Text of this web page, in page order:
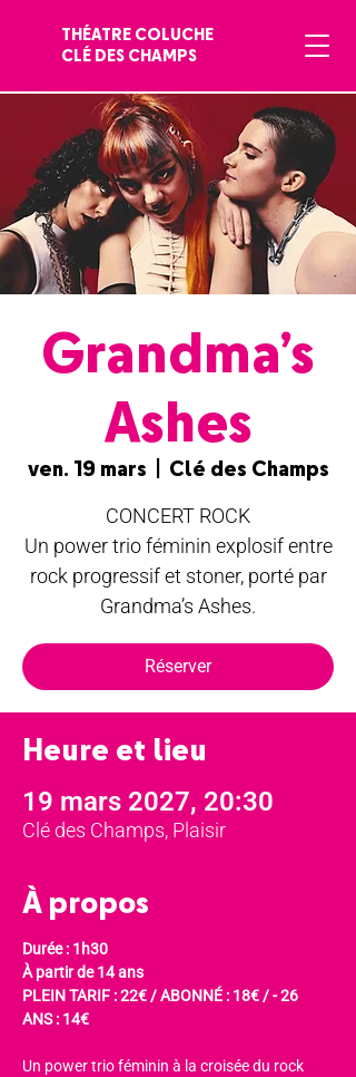
THÉATRE COLUCHE
CLÉ DES CHAMPS
Grandma’s
Ashes
ven. 19 mars Clé des Champs
CONCERT ROCK
Un power trio féminin explosif entre
rock progressif et stoner, porté par
Grandma’s Ashes.
Réserver
Heure et lieu
19 mars 2027, 20:30
Clé des Champs, Plaisir
À propos
Durée : 1h30
À partir de 14 ans
PLEIN TARIF : 22€ / ABONNÉ : 18€ / - 26
ANS : 14€
Un power trio féminin à la croisée du rock